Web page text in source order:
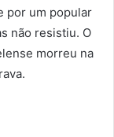
por um popular
não resistiu. O
morreu na